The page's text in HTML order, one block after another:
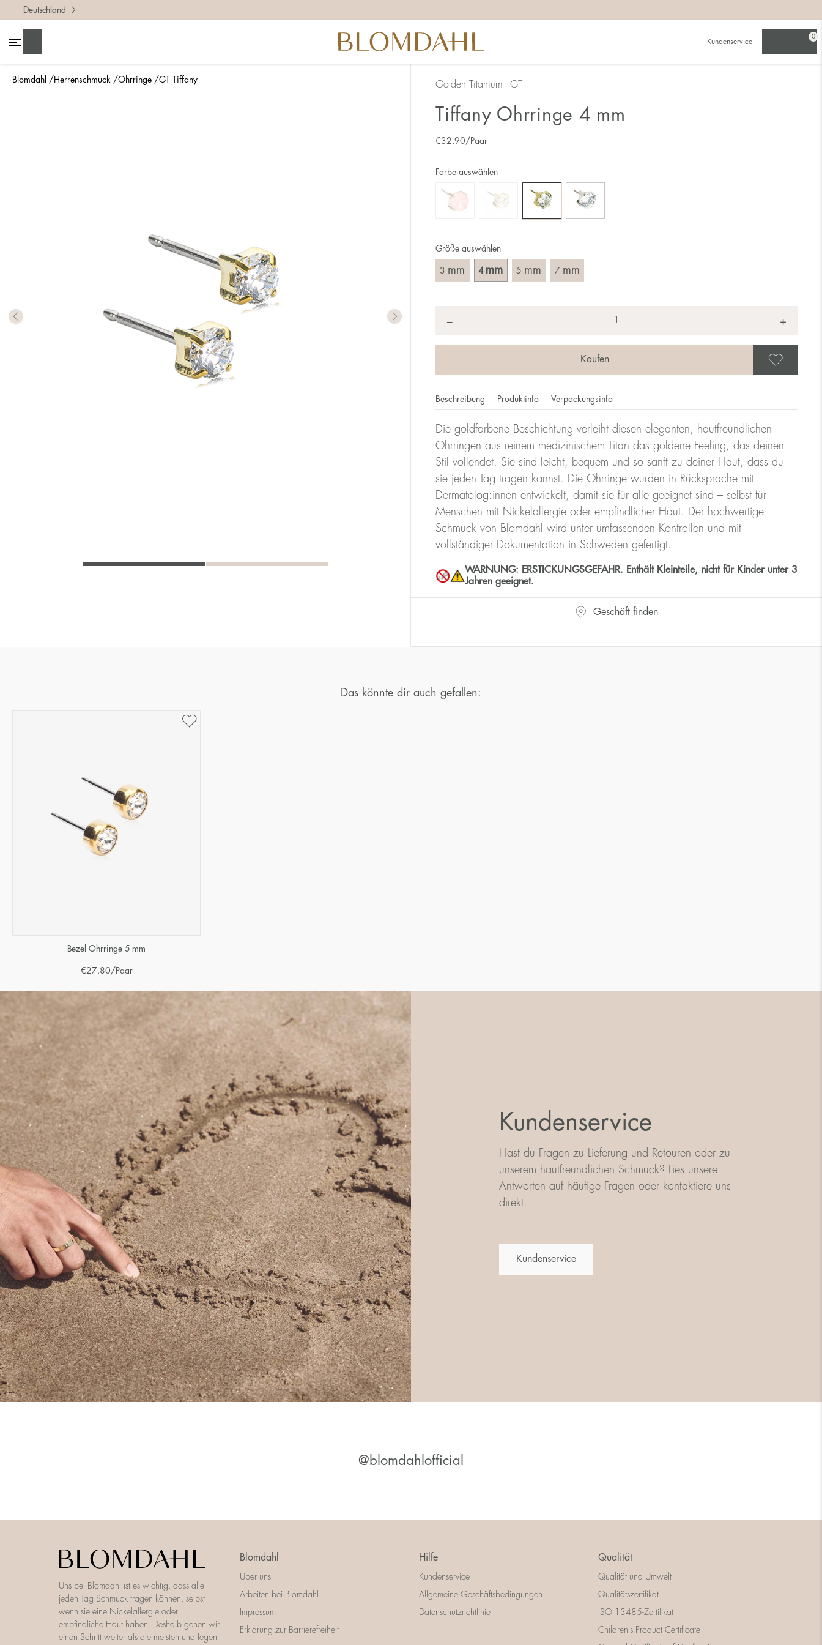
Blomdahl Herrenschmuck Ohrringe GT Tiffany
Deutschland
Kundenservice
0
Golden Titanium - GT
Tiffany Ohrringe 4 mm
€32.90/Paar
Größe auswählen
3 mm 4 mm 5 mm 7 mm
Farbe auswählen
− +
Beschreibung Produktinfo Verpackungsinfo
Die goldfarbene Beschichtung verleiht diesen eleganten, hautfreundlichen
Ohrringen aus reinem medizinischem Titan das goldene Feeling, das deinen
Stil vollendet. Sie sind leicht, bequem und so sanft zu deiner Haut, dass du
sie jeden Tag tragen kannst. Die Ohrringe wurden in Rücksprache mit
Dermatolog:innen entwickelt, damit sie für alle geeignet sind – selbst für
Menschen mit Nickelallergie oder empfindlicher Haut. Der hochwertige
Schmuck von Blomdahl wird unter umfassenden Kontrollen und mit
vollständiger Dokumentation in Schweden gefertigt.
WARNUNG: ERSTICKUNGSGEFAHR. Enthält Kleinteile, nicht für Kinder unter 3
Jahren geeignet.
Geschäft finden
Das könnte dir auch gefallen:
Bezel Ohrringe 5 mm
€27.80 /Paar
Kundenservice
Hast du Fragen zu Lieferung und Retouren oder zu
unserem hautfreundlichen Schmuck? Lies unsere
Antworten auf häufige Fragen oder kontaktiere uns
direkt.
Kundenservice
@blomdahlofficial
Uns bei Blomdahl ist es wichtig, dass alle
jeden Tag Schmuck tragen können, selbst
wenn sie eine Nickelallergie oder
empfindliche Haut haben. Deshalb gehen wir
einen Schritt weiter als die meisten und legen
Blomdahl
Über uns
Arbeiten bei Blomdahl
Impressum
Erklärung zur Barrierefreiheit
Hilfe
Kundenservice
Allgemeine Geschäftsbedingungen
Datenschutzrichtlinie
Qualität
Qualität und Umwelt
Qualitätszertifikat
ISO 13485-Zertifikat
Children's Product Certificate